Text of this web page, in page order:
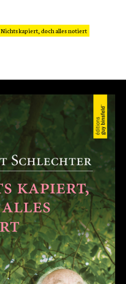
Nichts kapiert, doch alles notiert